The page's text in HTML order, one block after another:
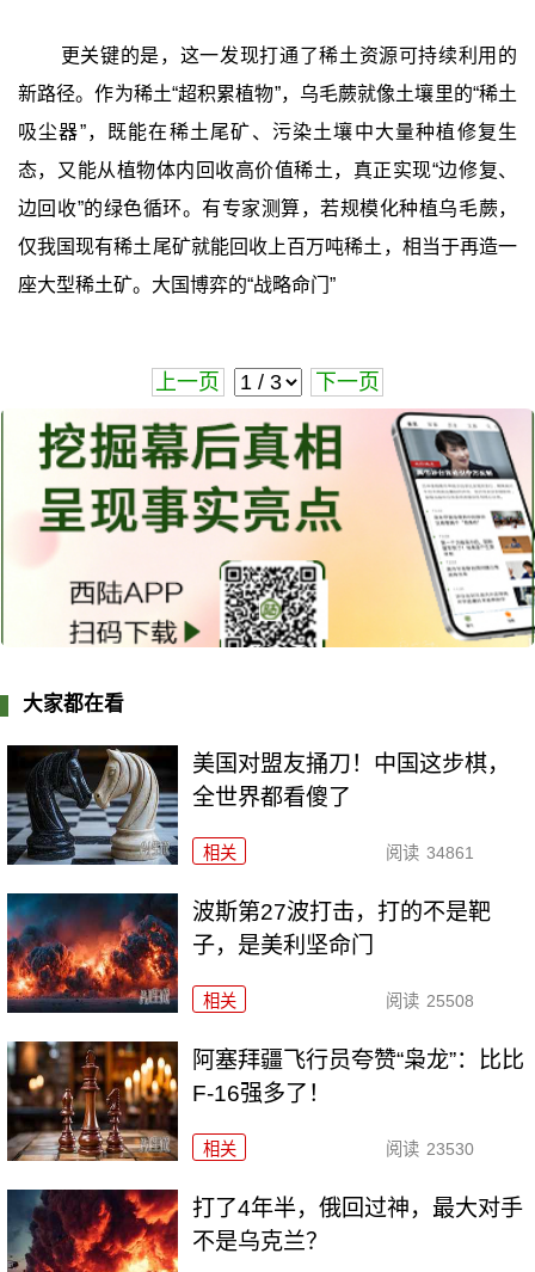
更关键的是，这一发现打通了稀土资源可持续利用的
新路径。作为稀土“超积累植物”，乌毛蕨就像土壤里的“稀土
吸尘器”，既能在稀土尾矿、污染土壤中大量种植修复生
态，又能从植物体内回收高价值稀土，真正实现“边修复、
边回收”的绿色循环。有专家测算，若规模化种植乌毛蕨，
仅我国现有稀土尾矿就能回收上百万吨稀土，相当于再造一
座大型稀土矿。大国博弈的“战略命门”
上一页 下一页
大家都在看
美国对盟友捅刀！中国这步棋，
全世界都看傻了
相关 阅读 34861
波斯第27波打击，打的不是靶
子，是美利坚命门
相关 阅读 25508
阿塞拜疆飞行员夸赞“枭龙”：比比
F-16强多了！
相关 阅读 23530
打了4年半，俄回过神，最大对手
不是乌克兰？